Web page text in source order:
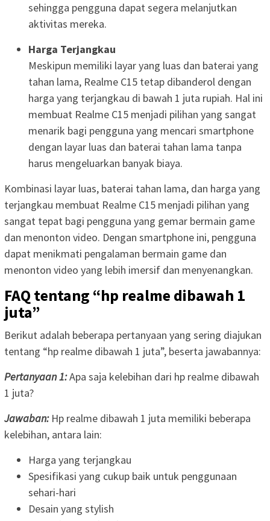
sehingga pengguna dapat segera melanjutkan
aktivitas mereka.
Harga Terjangkau
Meskipun memiliki layar yang luas dan baterai yang
tahan lama, Realme C15 tetap dibanderol dengan
harga yang terjangkau di bawah 1 juta rupiah. Hal ini
membuat Realme C15 menjadi pilihan yang sangat
menarik bagi pengguna yang mencari smartphone
dengan layar luas dan baterai tahan lama tanpa
harus mengeluarkan banyak biaya.
Kombinasi layar luas, baterai tahan lama, dan harga yang
terjangkau membuat Realme C15 menjadi pilihan yang
sangat tepat bagi pengguna yang gemar bermain game
dan menonton video. Dengan smartphone ini, pengguna
dapat menikmati pengalaman bermain game dan
menonton video yang lebih imersif dan menyenangkan.
FAQ tentang “hp realme dibawah 1
juta”
Berikut adalah beberapa pertanyaan yang sering diajukan
tentang “hp realme dibawah 1 juta”, beserta jawabannya:
Pertanyaan 1:Apa saja kelebihan dari hp realme dibawah
1 juta?
Jawaban:Hp realme dibawah 1 juta memiliki beberapa
kelebihan, antara lain:
Harga yang terjangkau
Spesifikasi yang cukup baik untuk penggunaan
sehari-hari
Desain yang stylish